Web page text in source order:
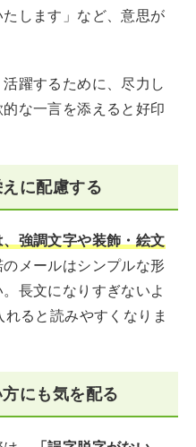
たします」など、意思が
躍するために、尽力し
な一言を添えると好印
に配慮する
強調文字や装飾・絵文
メールはシンプルな形
長文になりすぎないよ
ると読みやすくなりま
にも気を配る